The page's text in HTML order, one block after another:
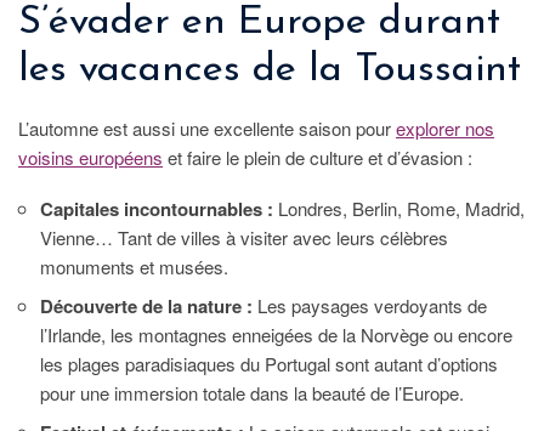
S’évader en Europe durant
les vacances de la Toussaint
L’automne est aussi une excellente saison pourexplorer nos
voisins européens et faire le plein de culture et d’évasion :
Capitales incontournables : Londres, Berlin, Rome, Madrid,
Vienne… Tant de villes à visiter avec leurs célèbres
monuments et musées.
Découverte de la nature : Les paysages verdoyants de
l’Irlande, les montagnes enneigées de la Norvège ou encore
les plages paradisiaques du Portugal sont autant d’options
pour une immersion totale dans la beauté de l’Europe.